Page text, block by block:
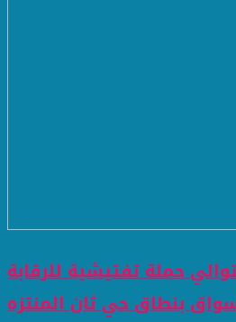
حملة تفتيشية للرقابة
بنطاق حي ثان المنتزه